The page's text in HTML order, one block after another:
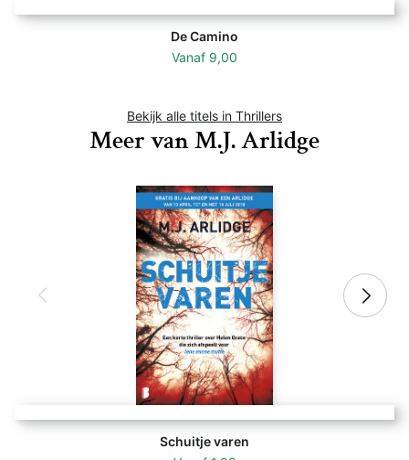
De Camino
Vanaf 9,00
Bekijk alle titels in Thrillers
Meer van M.J. Arlidge
Schuitje varen